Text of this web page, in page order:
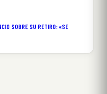
SOBRE SU RETIRO: «SE